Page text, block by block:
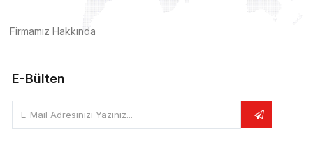
Firmamız Hakkında
E-Bülten